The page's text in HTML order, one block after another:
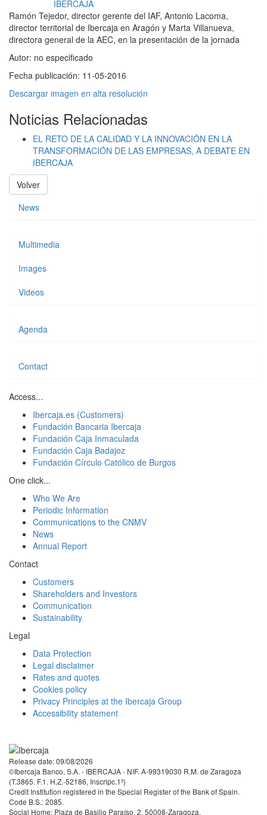
Ramón Tejedor, director gerente del IAF, Antonio Lacoma,
director territorial de Ibercaja en Aragón y Marta Villanueva,
directora general de la AEC, en la presentación de la jornada
Autor: no especificado
Fecha publicación: 11-05-2016
Descargar imagen en alta resolución
Noticias Relacionadas
EL RETO DE LA CALIDAD Y LA INNOVACIÓN EN LA
TRANSFORMACIÓN DE LAS EMPRESAS, A DEBATE EN
IBERCAJA
Volver
News
Multimedia
Images
Videos
Agenda
Contact
Access...
Ibercaja.es (Customers)
Fundación Bancaria Ibercaja
Fundación Caja Inmaculada
Fundación Caja Badajoz
Fundación Círculo Católico de Burgos
One click...
Who We Are
Periodic Information
Communications to the CNMV
News
Annual Report
Contact
Customers
Shareholders and Investors
Communication
Sustainability
Legal
Data Protection
Legal disclaimer
Rates and quotes
Cookies policy
Privacy Principles at the Ibercaja Group
Accessibility statement
Release date: 09/08/2026
©Ibercaja Banco, S.A. - IBERCAJA - NIF. A-99319030 R.M. de Zaragoza
(T.3865. F.1. H.Z.-52186, Inscripc.1º)
Credit Institution registered in the Special Register of the Bank of Spain.
Code B.S.: 2085.
Social Home: Plaza de Basilio Paraíso, 2. 50008-Zaragoza.